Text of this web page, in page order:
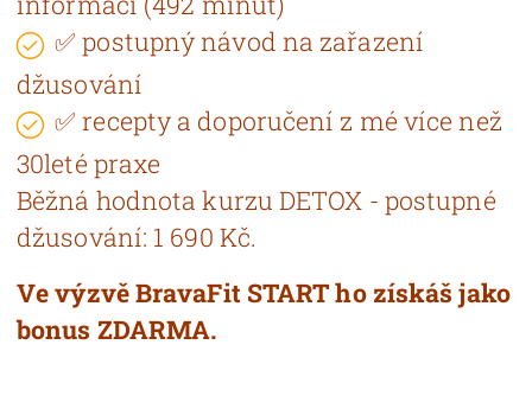
✅ postupný návod na zařazení
džusování
✅ recepty a doporučení z mé více než
30leté praxe
Běžná hodnota kurzu DETOX - postupné
džusování: 1 690 Kč.
Ve výzvě BravaFit START ho získáš jako
bonus ZDARMA.